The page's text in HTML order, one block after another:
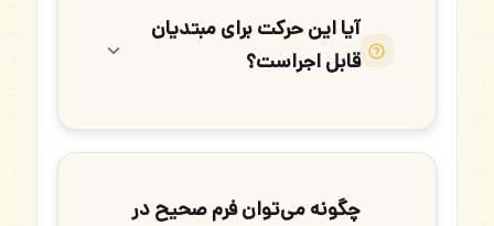
آیا این حرکت برای مبتدیان
قابل اجراست؟
چگونه می‌توان فرم صحیح در